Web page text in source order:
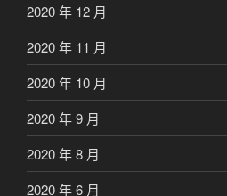
2020 年 12 月
2020 年 11 月
2020 年 10 月
2020 年 9 月
2020 年 8 月
2020 年 6 月